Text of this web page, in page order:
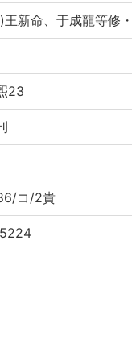
王新命、于成龍等修
23
コ/2貴